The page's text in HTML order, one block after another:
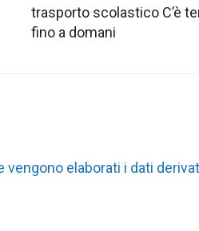
trasporto scolastico C’è
fino a domani
vengono elaborati i dati